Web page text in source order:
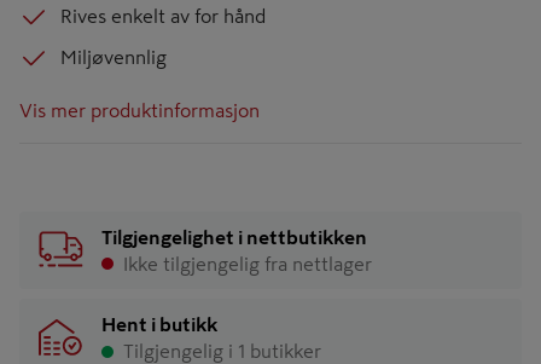
Rives enkelt av for hånd
Miljøvennlig
Vis mer produktinformasjon
Tilgjengelighet i nettbutikken
Ikke tilgjengelig fra nettlager
Hent i butikk
Tilgjengelig i 1 butikker